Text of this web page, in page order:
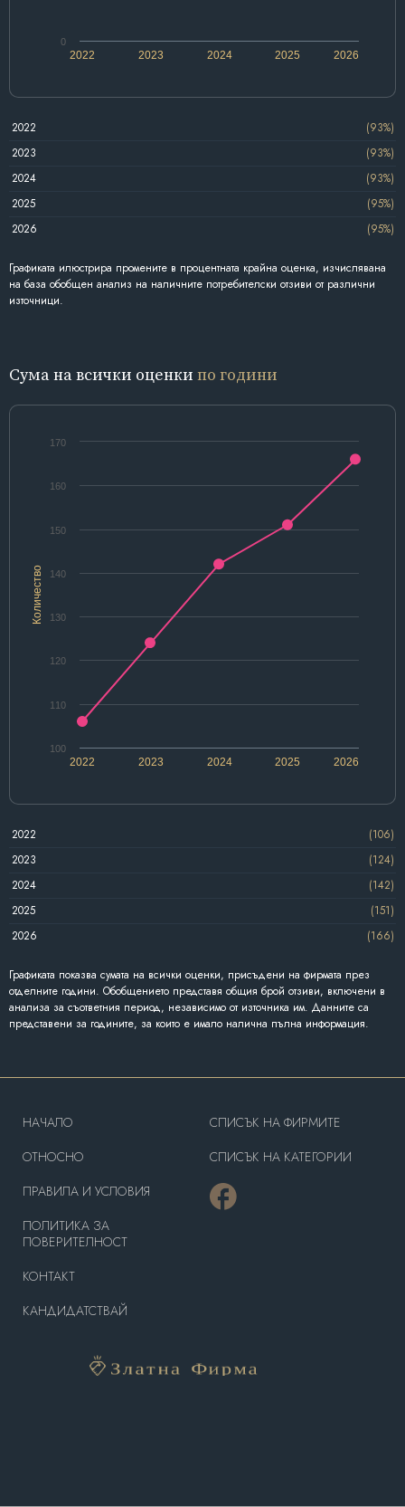
2022 2024 2026
2023 2025
0
2022
(93%)
2023
(93%)
2024
(93%)
2025
(95%)
2026
(95%)
Графиката илюстрира промените в процентната крайна оценка, изчислявана
на база обобщен анализ на наличните потребителски отзиви от различни
източници.
Сума на всички оценки по години
Количество
2022 2024 2026
2023 2025
100
110
120
130
140
150
160
170
2022
(106)
2023
(124)
2024
(142)
2025
(151)
2026
(166)
Графиката показва сумата на всички оценки, присъдени на фирмата през
отделните години. Обобщението представя общия брой отзиви, включени в
анализа за съответния период, независимо от източника им. Данните са
представени за годините, за които е имало налична пълна информация.
HAЧАЛО
OТНОСНО
ПРАВИЛА И УСЛОВИЯ
ПОЛИТИКА ЗА
ПОВЕРИТЕЛНОСТ
КОНТАКТ
КАНДИДАТСТВАЙ
СПИСЪК НА ФИРМИТЕ
СПИСЪК НА КАТЕГОРИИ